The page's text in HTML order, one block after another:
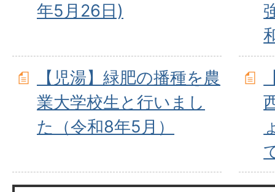
年5月26日)
【児湯】緑肥の播種を農
業大学校生と行いまし
た（令和8年5月）